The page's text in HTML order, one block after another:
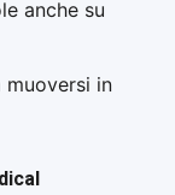
anche su
muoversi in